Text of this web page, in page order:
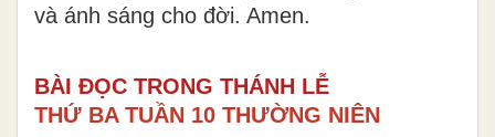
và ánh sáng cho đời. Amen.
BÀI ĐỌC TRONG THÁNH LỄ
THỨ BA TUẦN 10 THƯỜNG NIÊN